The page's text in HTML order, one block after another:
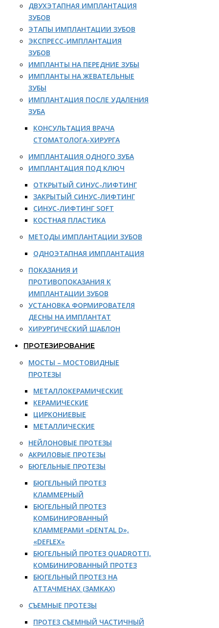
ДВУХЭТАПНАЯ ИМПЛАНТАЦИЯ
ЗУБОВ
ЭТАПЫ ИМПЛАНТАЦИИ ЗУБОВ
ЭКСПРЕСС-ИМПЛАНТАЦИЯ
ЗУБОВ
ИМПЛАНТЫ НА ПЕРЕДНИЕ ЗУБЫ
ИМПЛАНТЫ НА ЖЕВАТЕЛЬНЫЕ
ЗУБЫ
ИМПЛАНТАЦИЯ ПОСЛЕ УДАЛЕНИЯ
ЗУБА
КОНСУЛЬТАЦИЯ ВРАЧА
СТОМАТОЛОГА-ХИРУРГА
ИМПЛАНТАЦИЯ ОДНОГО ЗУБА
ИМПЛАНТАЦИЯ ПОД КЛЮЧ
ОТКРЫТЫЙ СИНУС-ЛИФТИНГ
ЗАКРЫТЫЙ СИНУС-ЛИФТИНГ
СИНУС-ЛИФТИНГ SOFT
КОСТНАЯ ПЛАСТИКА
МЕТОДЫ ИМПЛАНТАЦИИ ЗУБОВ
ОДНОЭТАПНАЯ ИМПЛАНТАЦИЯ
ПОКАЗАНИЯ И
ПРОТИВОПОКАЗАНИЯ К
ИМПЛАНТАЦИИ ЗУБОВ
УСТАНОВКА ФОРМИРОВАТЕЛЯ
ДЕСНЫ НА ИМПЛАНТАТ
ХИРУРГИЧЕСКИЙ ШАБЛОН
ПРОТЕЗИРОВАНИЕ
МОСТЫ – МОСТОВИДНЫЕ
ПРОТЕЗЫ
МЕТАЛЛОКЕРАМИЧЕСКИЕ
КЕРАМИЧЕСКИЕ
ЦИРКОНИЕВЫЕ
МЕТАЛЛИЧЕСКИЕ
НЕЙЛОНОВЫЕ ПРОТЕЗЫ
АКРИЛОВЫЕ ПРОТЕЗЫ
БЮГЕЛЬНЫЕ ПРОТЕЗЫ
БЮГЕЛЬНЫЙ ПРОТЕЗ
КЛАММЕРНЫЙ
БЮГЕЛЬНЫЙ ПРОТЕЗ
КОМБИНИРОВАННЫЙ
КЛАММЕРАМИ «DENTAL D»,
«DEFLEX»
БЮГЕЛЬНЫЙ ПРОТЕЗ QUADROTTI,
КОМБИНИРОВАННЫЙ ПРОТЕЗ
БЮГЕЛЬНЫЙ ПРОТЕЗ НА
АТТАЧМЕНАХ (ЗАМКАХ)
СЪЕМНЫЕ ПРОТЕЗЫ
ПРОТЕЗ СЪЕМНЫЙ ЧАСТИЧНЫЙ